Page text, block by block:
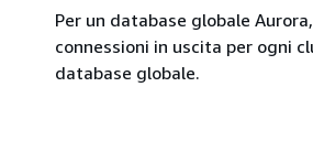
Per un database globale
connessioni in uscita per ogni
database globale.